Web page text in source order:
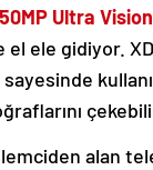
50MP Ultra Vision
el ele gidiyor.
alan